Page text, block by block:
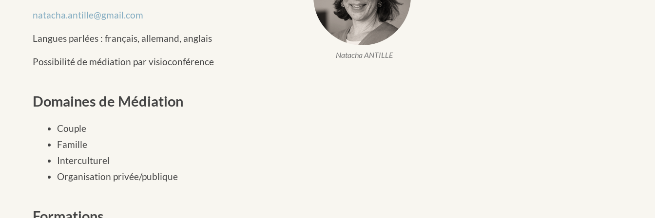
Natacha ANTILLE
natacha.antille@gmail.com
Langues parlées : français, allemand, anglais
Possibilité de médiation par visioconférence
Domaines de Médiation
Couple
Famille
Interculturel
Organisation privée/publique